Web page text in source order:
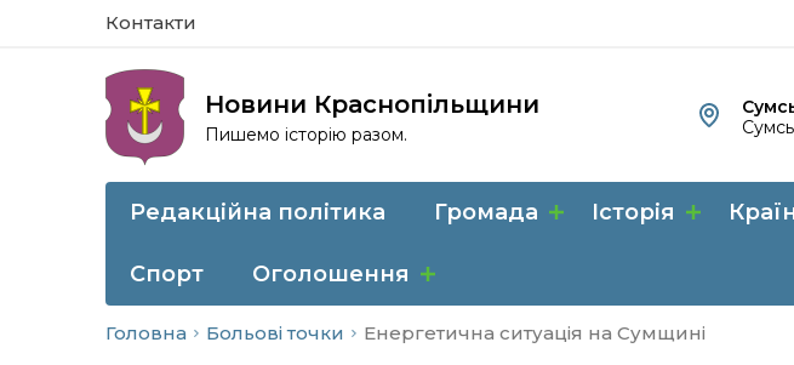
Контакти
Новини Краснопільщини
Пишемо історію разом.
Редакційна політика Громада Історія
Спорт Оголошення
Головна Больові точки Енергетична ситуація на Сумщині